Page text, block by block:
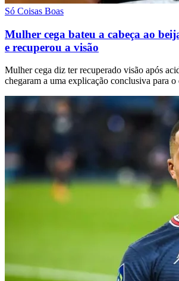
Só Coisas Boas
Mulher cega bateu a cabeça ao
e recuperou a visão
Mulher cega diz ter recuperado visão após
chegaram a uma explicação conclusiva para o